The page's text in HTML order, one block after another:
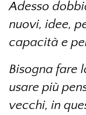
Adesso
nuovi, idee,
capacità e
Bisogna fare
usare più
vecchi, in